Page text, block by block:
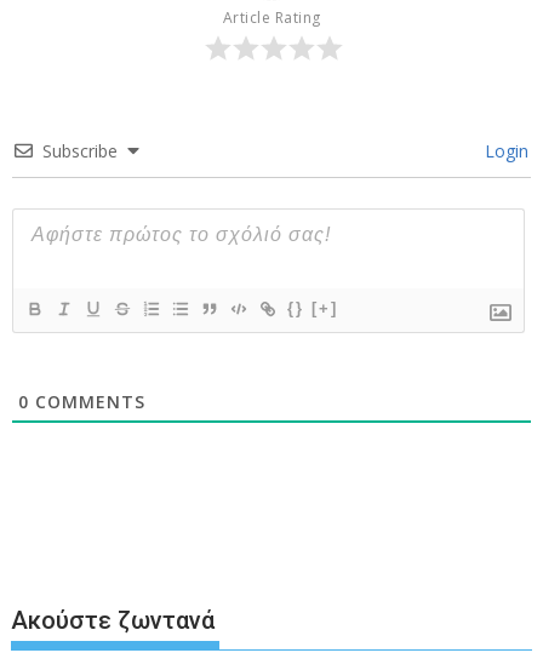
Article Rating
Subscribe Login
{} [+]
0 COMMENTS
Ακούστε ζωντανά